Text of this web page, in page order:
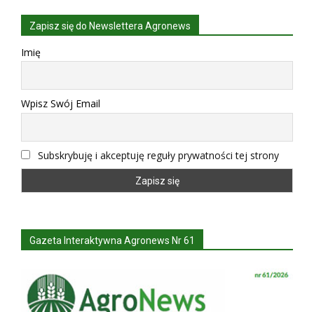
Zapisz się do Newslettera Agronews
Imię
Wpisz Swój Email
Subskrybuję i akceptuję reguły prywatności tej strony
Gazeta Interaktywna Agronews Nr 61